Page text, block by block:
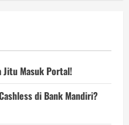
Jitu Masuk Portal!
di Bank Mandiri?